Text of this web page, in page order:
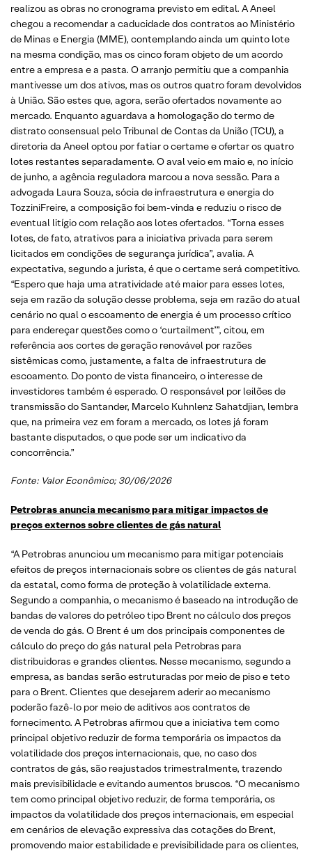
realizou as obras no cronograma previsto em edital. A Aneel
chegou a recomendar a caducidade dos contratos ao Ministério
de Minas e Energia (MME), contemplando ainda um quinto lote
na mesma condição, mas os cinco foram objeto de um acordo
entre a empresa e a pasta. O arranjo permitiu que a companhia
mantivesse um dos ativos, mas os outros quatro foram devolvidos
à União. São estes que, agora, serão ofertados novamente ao
mercado. Enquanto aguardava a homologação do termo de
distrato consensual pelo Tribunal de Contas da União (TCU), a
diretoria da Aneel optou por fatiar o certame e ofertar os quatro
lotes restantes separadamente. O aval veio em maio e, no início
de junho, a agência reguladora marcou a nova sessão. Para a
advogada Laura Souza, sócia de infraestrutura e energia do
TozziniFreire, a composição foi bem-vinda e reduziu o risco de
eventual litígio com relação aos lotes ofertados. “Torna esses
lotes, de fato, atrativos para a iniciativa privada para serem
licitados em condições de segurança jurídica”, avalia. A
expectativa, segundo a jurista, é que o certame será competitivo.
“Espero que haja uma atratividade até maior para esses lotes,
seja em razão da solução desse problema, seja em razão do atual
cenário no qual o escoamento de energia é um processo crítico
para endereçar questões como o ‘curtailment’”, citou, em
referência aos cortes de geração renovável por razões
sistêmicas como, justamente, a falta de infraestrutura de
escoamento. Do ponto de vista financeiro, o interesse de
investidores também é esperado. O responsável por leilões de
transmissão do Santander, Marcelo Kuhnlenz Sahatdjian, lembra
que, na primeira vez em foram a mercado, os lotes já foram
bastante disputados, o que pode ser um indicativo da
concorrência.”
Fonte: Valor Econômico; 30/06/2026
Petrobras anuncia mecanismo para mitigar impactos de
preços externos sobre clientes de gás natural
“A Petrobras anunciou um mecanismo para mitigar potenciais
efeitos de preços internacionais sobre os clientes de gás natural
da estatal, como forma de proteção à volatilidade externa.
Segundo a companhia, o mecanismo é baseado na introdução de
bandas de valores do petróleo tipo Brent no cálculo dos preços
de venda do gás. O Brent é um dos principais componentes de
cálculo do preço do gás natural pela Petrobras para
distribuidoras e grandes clientes. Nesse mecanismo, segundo a
empresa, as bandas serão estruturadas por meio de piso e teto
para o Brent. Clientes que desejarem aderir ao mecanismo
poderão fazê-lo por meio de aditivos aos contratos de
fornecimento. A Petrobras afirmou que a iniciativa tem como
principal objetivo reduzir de forma temporária os impactos da
volatilidade dos preços internacionais, que, no caso dos
contratos de gás, são reajustados trimestralmente, trazendo
mais previsibilidade e evitando aumentos bruscos. “O mecanismo
tem como principal objetivo reduzir, de forma temporária, os
impactos da volatilidade dos preços internacionais, em especial
em cenários de elevação expressiva das cotações do Brent,
promovendo maior estabilidade e previsibilidade para os clientes,